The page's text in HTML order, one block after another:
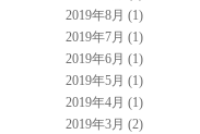
2019年8月 (1)
2019年7月 (1)
2019年6月 (1)
2019年5月 (1)
2019年4月 (1)
2019年3月 (2)